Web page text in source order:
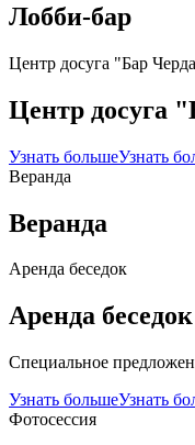
Лобби-бар
Центр досуга "Бар
Центр досуга
Узнать большеУзнать
Веранда
Веранда
Аренда беседок
Аренда беседок
Специальное
Узнать большеУзнать
Фотосессия